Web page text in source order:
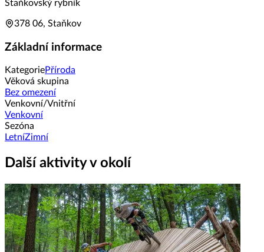
Staňkovský rybník
378 06, Staňkov
Základní informace
KategoriePříroda
Věková skupina
Bez omezení
Venkovní/Vnitřní
Venkovní
Sezóna
LetníZimní
Další aktivity v okolí